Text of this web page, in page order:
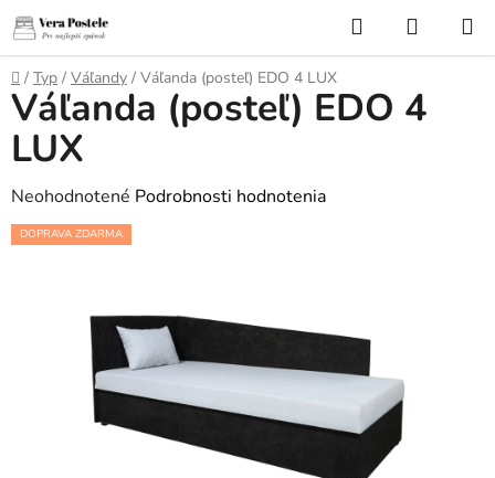
Prejsť
na
obsah
Hľadať
KOŠÍK
Domov
/ Typ / Váľandy / Váľanda (posteľ) EDO 4 LUX
Váľanda (posteľ) EDO 4
LUX
Priemerné
hodnotenie
hviezdičiek.
Neohodnotené Podrobnosti hodnotenia
DOPRAVA ZDARMA